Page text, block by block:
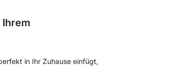
in Ihr Zuhause einfügt,